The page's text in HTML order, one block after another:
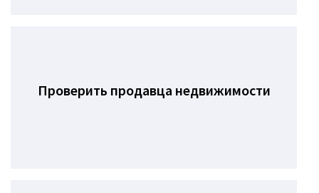
Проверить продавца недвижимости